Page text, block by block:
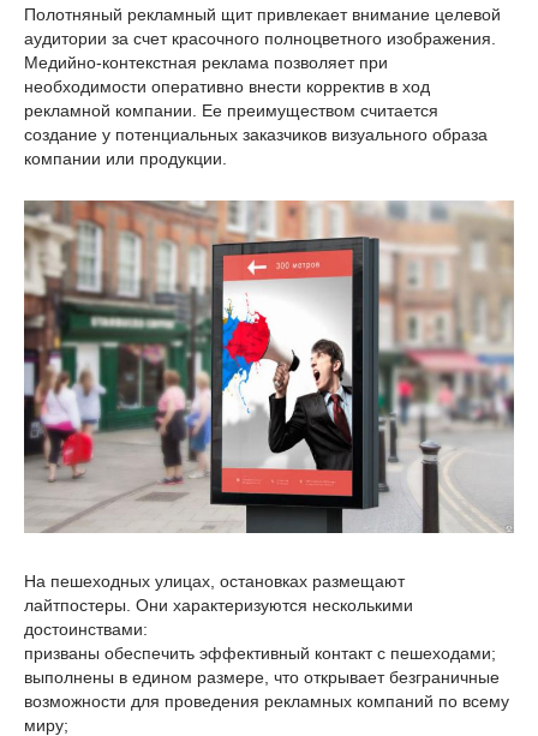
Полотняный рекламный щит привлекает внимание целевой
аудитории за счет красочного полноцветного изображения.
Медийно-контекстная реклама позволяет при
необходимости оперативно внести корректив в ход
рекламной компании. Ее преимуществом считается
создание у потенциальных заказчиков визуального образа
компании или продукции.
На пешеходных улицах, остановках размещают
лайтпостеры. Они характеризуются несколькими
достоинствами:
призваны обеспечить эффективный контакт с пешеходами;
выполнены в едином размере, что открывает безграничные
возможности для проведения рекламных компаний по всему
миру;